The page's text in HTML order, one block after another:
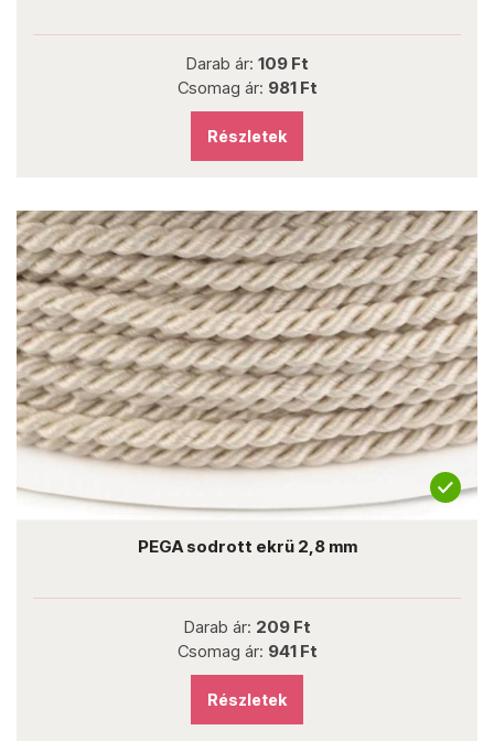
Darab ár: 109 Ft
Csomag ár: 981 Ft
Részletek
PEGA sodrott ekrü 2,8 mm
Darab ár: 209 Ft
Csomag ár: 941 Ft
Részletek